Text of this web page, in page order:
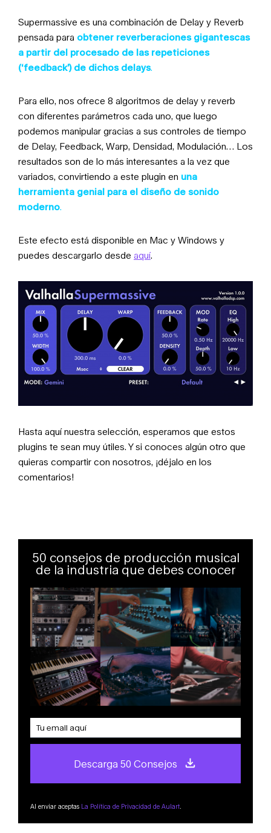
Supermassive es una combinación de Delay y Reverb
pensada para obtener reverberaciones gigantescas
a partir del procesado de las repeticiones
(‘feedback’) de dichos delays.
Para ello, nos ofrece 8 algoritmos de delay y reverb
con diferentes parámetros cada uno, que luego
podemos manipular gracias a sus controles de tiempo
de Delay, Feedback, Warp, Densidad, Modulación… Los
resultados son de lo más interesantes a la vez que
variados, convirtiendo a este plugin en una
herramienta genial para el diseño de sonido
moderno.
Este efecto está disponible en Mac y Windows y
puedes descargarlo desde aquí.
Hasta aquí nuestra selección, esperamos que estos
plugins te sean muy útiles. Y si conoces algún otro que
quieras compartir con nosotros, ¡déjalo en los
comentarios!
50 consejos de producción musical
de la industria que debes conocer
Descarga 50 Consejos
Al enviar aceptas La Política de Privacidad de Aulart.